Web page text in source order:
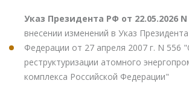
Указ Президента РФ от 22.05.2026 N
внесении изменений в Указ
Федерации от 27 апреля 2007 г. N 556
реструктуризации атомного
комплекса Российской Федерации"